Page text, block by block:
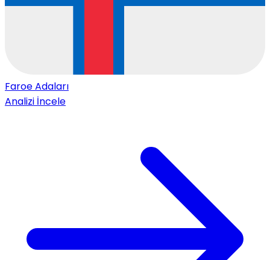
Faroe Adaları
Analizi İncele